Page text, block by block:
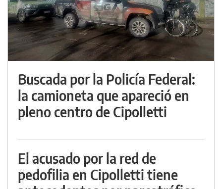
Buscada por la Policía Federal:
la camioneta que apareció en
pleno centro de Cipolletti
El acusado por la red de
pedofilia en Cipolletti tiene